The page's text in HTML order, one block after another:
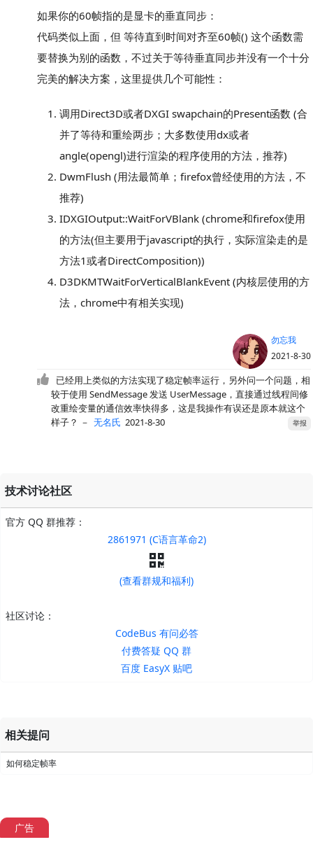
如果你的60帧指的是显卡的垂直同步：
代码类似上面，但 等待直到时间对齐至60帧() 这个函数需
要替换为别的函数，不过关于等待垂直同步并没有一个十分
完美的解决方案，这里提供几个可能性：
调用Direct3D或者DXGI swapchain的Present函数 (合
并了等待和重绘两步；大多数使用dx或者
angle(opengl)进行渲染的程序使用的方法，推荐)
DwmFlush (用法最简单；firefox曾经使用的方法，不
推荐)
IDXGIOutput::WaitForVBlank (chrome和firefox使用
的方法(但主要用于javascript的执行，实际渲染走的是
方法1或者DirectComposition))
D3DKMTWaitForVerticalBlankEvent (内核层使用的方
法，chrome中有相关实现)
勿忘我
2021-8-30
已经用上类似的方法实现了稳定帧率运行，另外问一个问题，相
较于使用 SendMessage 发送 UserMessage，直接通过线程间修
改重绘变量的通信效率快得多，这是我操作有误还是原本就这个
样子？ － 无名氏 2021-8-30 举报
技术讨论社区
官方 QQ 群推荐：
2861971 (C语言革命2)
(查看群规和福利)
社区讨论：
CodeBus 有问必答
付费答疑 QQ 群
百度 EasyX 贴吧
相关提问
如何稳定帧率
广告